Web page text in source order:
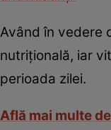
Având în vedere
nutriţională, iar
perioada zilei.
Află mai multe